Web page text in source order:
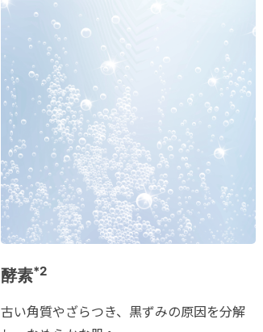
酵素*2
古い角質やざらつき、黒ずみの原因を分解